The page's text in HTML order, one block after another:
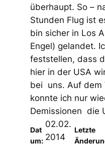
überhaupt. So –
Stunden Flug ist
bin sicher in Los
Engel) gelandet.
feststellen, dass
hier in der USA
bei uns. Auf dem
konnte ich nur
Demissionen die
Dat
um:
02.02.
2014
Letzte